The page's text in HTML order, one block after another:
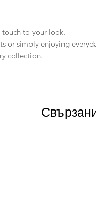
to your look.
or simply enjoying
collection.